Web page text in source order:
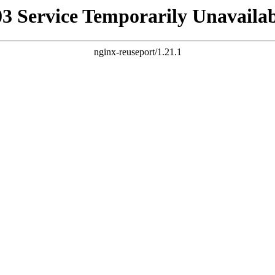
Service Temporarily
nginx-reuseport/1.21.1